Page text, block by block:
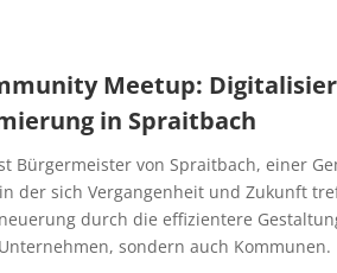
Meetup:
in Spraitbach
Bürgermeister von Spraitbach, einer
der sich Vergangenheit und Zukunft
durch die effizientere
sondern auch Kommunen.